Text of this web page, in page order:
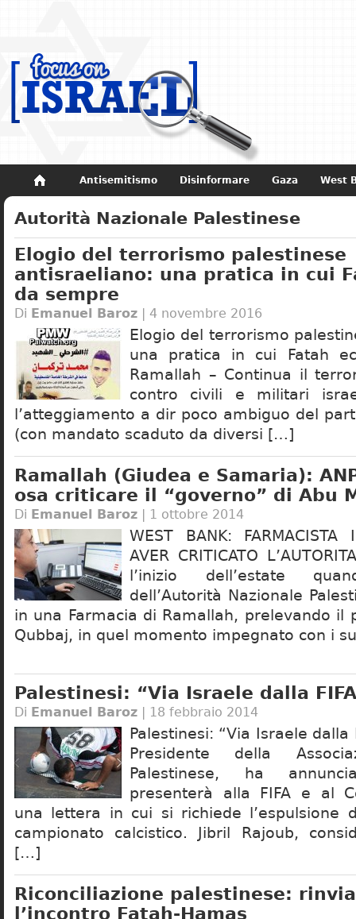
Antisemitismo Disinformare Gaza West
Non dimenticare Storia di Israele
Autorità Nazionale Palestinese
Elogio del terrorismo palestinese
antisraeliano: una pratica in cui
da sempre
Di Emanuel Baroz | 4 novembre 2016
Elogio del terrorismo
una pratica in cui Fatah
Ramallah – Continua il
contro civili e militari
l’atteggiamento a dir poco ambiguo del
(con mandato scaduto da diversi […]
Ramallah (Giudea e Samaria):
osa criticare il “governo” di Abu
Di Emanuel Baroz | 1 ottobre 2014
WEST BANK: FARMACISTA
AVER CRITICATO
l’inizio dell’estate
dell’Autorità Nazionale
in una Farmacia di Ramallah, prelevando il
Qubbaj, in quel momento impegnato con i
Palestinesi: “Via Israele dalla
Di Emanuel Baroz | 18 febbraio 2014
Palestinesi: “Via Israele dalla
Presidente della
Palestinese, ha
presenterà alla FIFA e al
una lettera in cui si richiede l’espulsione
campionato calcistico. Jibril Rajoub,
[…]
Riconciliazione palestinese:
l’incontro Fatah-Hamas